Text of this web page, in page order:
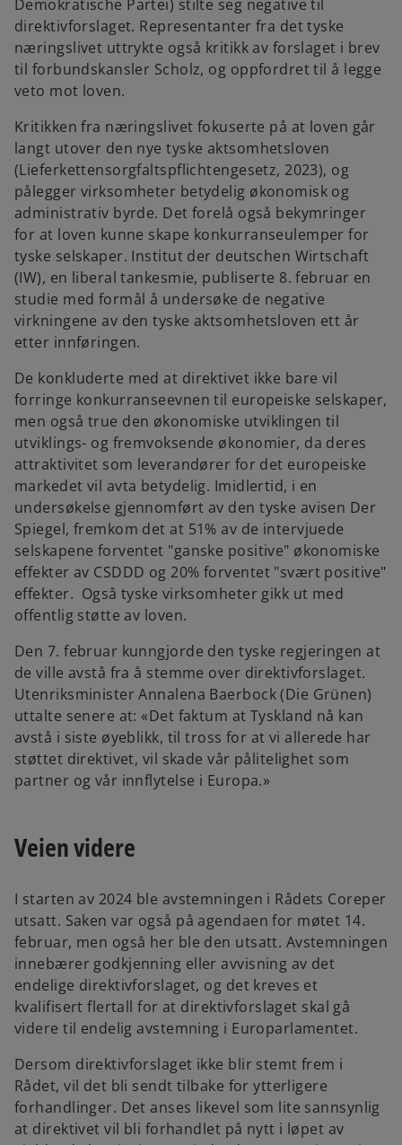
Demokratische Partei) stilte seg negative til
direktivforslaget. Representanter fra det tyske
næringslivet uttrykte også kritikk av forslaget i brev
til forbundskansler Scholz, og oppfordret til å legge
veto mot loven.
Kritikken fra næringslivet fokuserte på at loven går
langt utover den nye tyske aktsomhetsloven
(Lieferkettensorgfaltspflichtengesetz, 2023), og
pålegger virksomheter betydelig økonomisk og
administrativ byrde. Det forelå også bekymringer
for at loven kunne skape konkurranseulemper for
tyske selskaper. Institut der deutschen Wirtschaft
(IW), en liberal tankesmie, publiserte 8. februar en
studie med formål å undersøke de negative
virkningene av den tyske aktsomhetsloven ett år
etter innføringen.
De konkluderte med at direktivet ikke bare vil
forringe konkurranseevnen til europeiske selskaper,
men også true den økonomiske utviklingen til
utviklings- og fremvoksende økonomier, da deres
attraktivitet som leverandører for det europeiske
markedet vil avta betydelig. Imidlertid, i en
undersøkelse gjennomført av den tyske avisen Der
Spiegel, fremkom det at 51% av de intervjuede
selskapene forventet "ganske positive" økonomiske
effekter av CSDDD og 20% forventet "svært positive"
effekter. Også tyske virksomheter gikk ut med
offentlig støtte av loven.
Den 7. februar kunngjorde den tyske regjeringen at
de ville avstå fra å stemme over direktivforslaget.
Utenriksminister Annalena Baerbock (Die Grünen)
uttalte senere at: «Det faktum at Tyskland nå kan
avstå i siste øyeblikk, til tross for at vi allerede har
støttet direktivet, vil skade vår pålitelighet som
partner og vår innflytelse i Europa.»
Veien videre
I starten av 2024 ble avstemningen i Rådets Coreper
utsatt. Saken var også på agendaen for møtet 14.
februar, men også her ble den utsatt. Avstemningen
innebærer godkjenning eller avvisning av det
endelige direktivforslaget, og det kreves et
kvalifisert flertall for at direktivforslaget skal gå
videre til endelig avstemning i Europarlamentet.
Dersom direktivforslaget ikke blir stemt frem i
Rådet, vil det bli sendt tilbake for ytterligere
forhandlinger. Det anses likevel som lite sannsynlig
at direktivet vil bli forhandlet på nytt i løpet av